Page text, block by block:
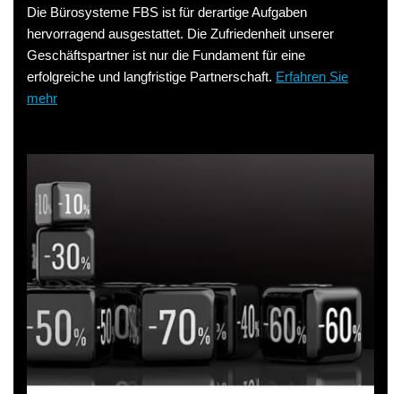
Die Bürosysteme FBS ist für derartige Aufgaben
hervorragend ausgestattet. Die Zufriedenheit unserer
Geschäftspartner ist nur die Fundament für eine
erfolgreiche und langfristige Partnerschaft. Erfahren Sie
mehr